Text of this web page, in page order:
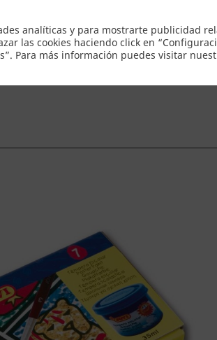
analíticas y para mostrarte publicidad
las cookies haciendo click en
Para más información puedes visitar
Contacto